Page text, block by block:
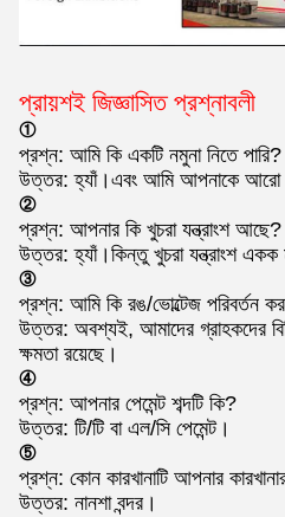
প্রায়শই জিজ্ঞাসিত প্রশ্নাবলী
①
প্রশ্ন: আমি কি একটি নমুনা নিতে পারি?
উত্তর: হ্যাঁ।এবং আমি আপনাকে আরো
②
প্রশ্ন: আপনার কি খুচরা যন্ত্রাংশ আছে?
উত্তর: হ্যাঁ।কিন্তু খুচরা যন্ত্রাংশ
③
প্রশ্ন: আমি কি রঙ/ভোল্টেজ পরিবর্তন
উত্তর: অবশ্যই, আমাদের গ্রাহকদের
ক্ষমতা রয়েছে।
④
প্রশ্ন: আপনার পেমেন্ট শব্দটি কি?
উত্তর: টি/টি বা এল/সি পেমেন্ট।
⑤
প্রশ্ন: কোন কারখানাটি আপনার
উত্তর: নানশা বন্দর।